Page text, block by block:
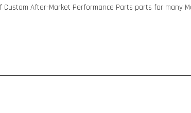
Custom After-Market Performance Parts parts for many